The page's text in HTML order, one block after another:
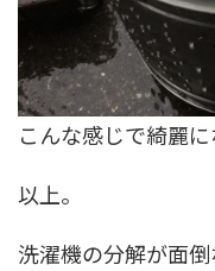
こんな感じで綺麗に
以上。
洗濯機の分解が面